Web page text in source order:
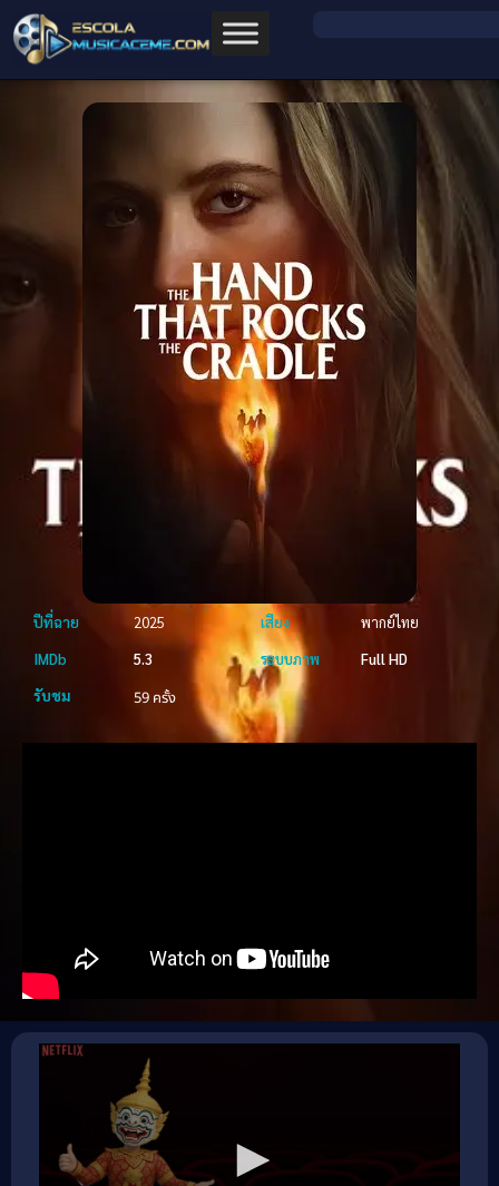
ปีที่ฉาย 2025 เสียง
พากย์ไทย
IMDb
5.3 ระบบภาพ
Full HD
รับชม
59 ครั้ง